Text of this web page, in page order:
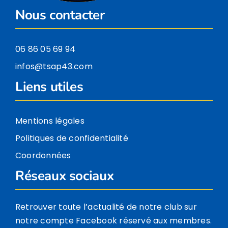
Nous contacter
06 86 05 69 94
infos@tsap43.com
Liens utiles
Mentions légales
Politiques de confidentialité
Coordonnées
Réseaux sociaux
Retrouver toute l’actualité de notre club sur
notre compte Facebook réservé aux membres.